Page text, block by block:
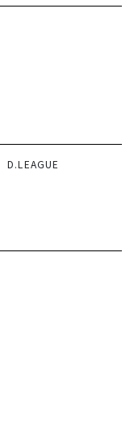
D.LEAGUE